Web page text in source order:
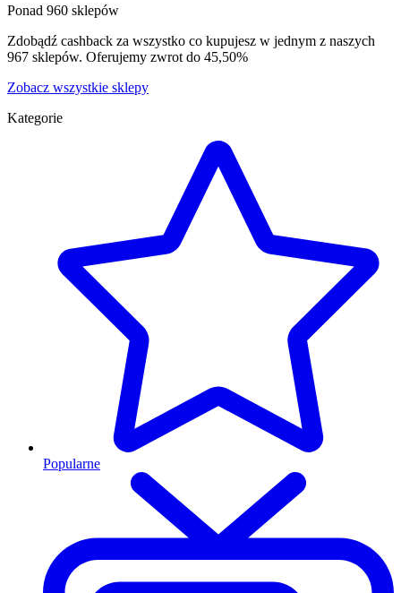
Ponad 960 sklepów
Zdobądź cashback za wszystko co kupujesz w jednym z naszych
967 sklepów. Oferujemy zwrot do 45,50%
Zobacz wszystkie sklepy
Kategorie
Popularne